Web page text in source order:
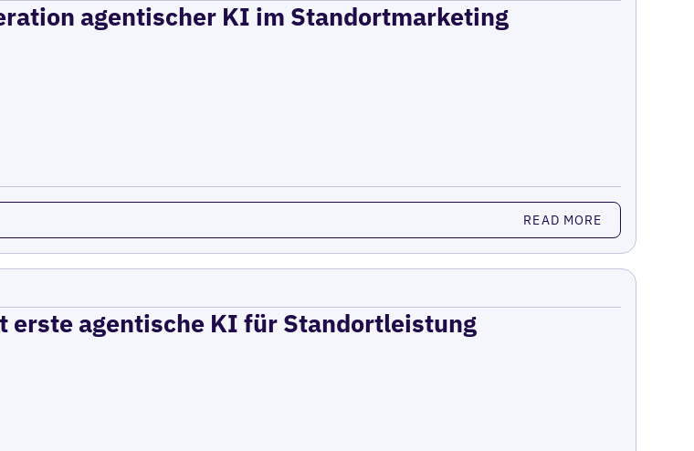
agentischer KI im Standortmarketing
READ MORE
agentische KI für Standortleistung